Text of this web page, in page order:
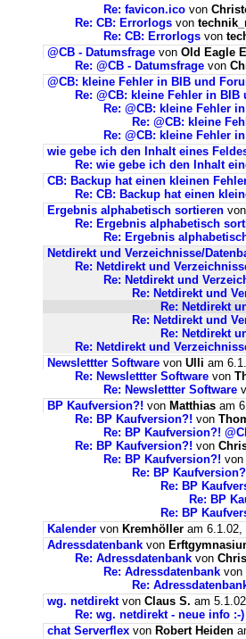
Re: favicon.ico von
Re: CB: Errorlogs von
Re: CB: Errorlogs von
@CB - Datumsfrage von Old Eagle
Re: @CB - Datumsfrage von
@CB: kleine Fehler in BIB und
Re: @CB: kleine Fehler in BIB
Re: @CB: kleine Fehler
Re: @CB: kleine
Re: @CB: kleine Fehler
wie gebe ich den Inhalt eines
Re: wie gebe ich den Inhalt
CB: Backup hat einen kleinen
Re: CB: Backup hat einen
Ergebnis alphabetisch sortieren von
Re: Ergebnis alphabetisch
Re: Ergebnis
Netdirekt und Verzeichnisse/
Re: Netdirekt und
Re: Netdirekt und
Re: Netdirekt und
Re: Netdirekt
Re: Netdirekt und
Re: Netdirekt
Re: Netdirekt und
Newslettter Software von Ulli am
Re: Newslettter Software von
Re: Newslettter Software
BP Kaufversion?! von Matthias am
Re: BP Kaufversion?! von
Re: BP Kaufversion?!
Re: BP Kaufversion?! von
Re: BP Kaufversion?! von
Re: BP
Re: BP
Re: BP
Re: BP
Kalender von Kremhöller am 6.1.02,
Adressdatenbank von
Re: Adressdatenbank von
Re: Adressdatenbank von
Re:
wg. netdirektvon Claus S. am
Re: wg. netdirekt - neue info :-)
chat Serverflex von Robert Heiden